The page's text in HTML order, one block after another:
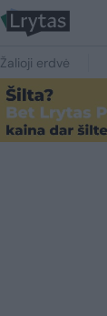
Žalioji erdvė